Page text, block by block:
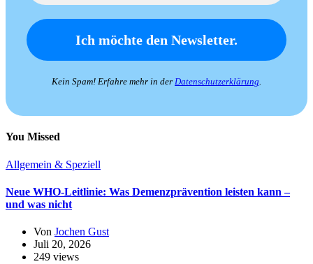
Kein Spam! Erfahre mehr in der Datenschutzerklärung.
You Missed
Allgemein & Speziell
Neue WHO-Leitlinie: Was Demenzprävention leisten kann –
und was nicht
Von Jochen Gust
Juli 20, 2026
249 views